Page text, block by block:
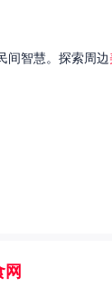
间智慧。探索周边
网